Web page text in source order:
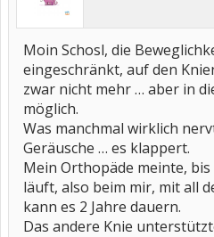
Moin Schosl, die
eingeschränkt, auf den
zwar nicht mehr … aber in
möglich.
Was manchmal wirklich
Geräusche … es klappert.
Mein Orthopäde meinte,
läuft, also beim mir, mit all
kann es 2 Jahre dauern.
Das andere Knie